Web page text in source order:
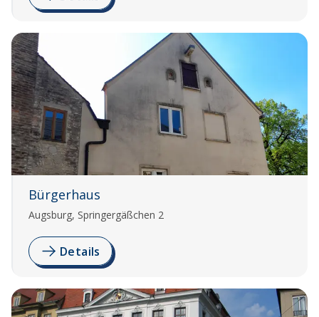
Bürgerhaus
Augsburg, Springergäßchen 2
Details